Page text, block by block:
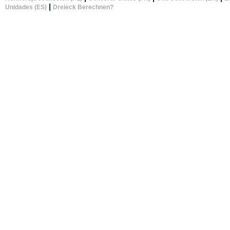
Unidades (ES) | Dreieck Berechnen?